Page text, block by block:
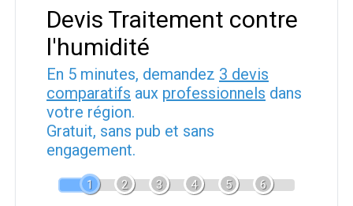
Devis Traitement contre
l'humidité
En 5 minutes, demandez 3 devis
comparatifs aux professionnels dans
votre région.
Gratuit, sans pub et sans
engagement.
1 2 3 4 5 6